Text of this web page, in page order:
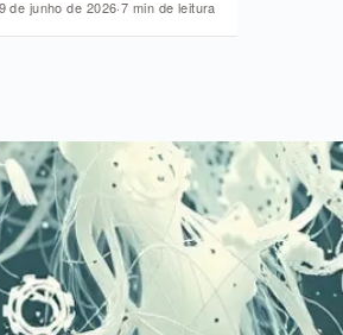
de junho de 2026·7 min de leitura